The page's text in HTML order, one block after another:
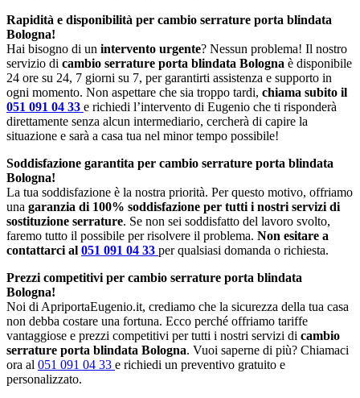
Rapidità e disponibilità per cambio serrature porta blindata
Bologna!
Hai bisogno di un intervento urgente? Nessun problema! Il nostro
servizio di cambio serrature porta blindata Bologna è disponibile
24 ore su 24, 7 giorni su 7, per garantirti assistenza e supporto in
ogni momento. Non aspettare che sia troppo tardi, chiama subito il
051 091 04 33 e richiedi l’intervento di Eugenio che ti risponderà
direttamente senza alcun intermediario, cercherà di capire la
situazione e sarà a casa tua nel minor tempo possibile!
Soddisfazione garantita per cambio serrature porta blindata
Bologna!
La tua soddisfazione è la nostra priorità. Per questo motivo, offriamo
una garanzia di 100% soddisfazione per tutti i nostri servizi di
sostituzione serrature. Se non sei soddisfatto del lavoro svolto,
faremo tutto il possibile per risolvere il problema. Non esitare a
contattarci al 051 091 04 33 per qualsiasi domanda o richiesta.
Prezzi competitivi per cambio serrature porta blindata
Bologna!
Noi di ApriportaEugenio.it, crediamo che la sicurezza della tua casa
non debba costare una fortuna. Ecco perché offriamo tariffe
vantaggiose e prezzi competitivi per tutti i nostri servizi di cambio
serrature porta blindata Bologna. Vuoi saperne di più? Chiamaci
ora al 051 091 04 33 e richiedi un preventivo gratuito e
personalizzato.